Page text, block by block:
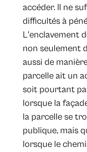
accéder. Il ne
difficultés à
L'enclavement
non seulement
aussi de
parcelle ait un
soit pourtant
lorsque la
la parcelle se
publique, mais
lorsque le